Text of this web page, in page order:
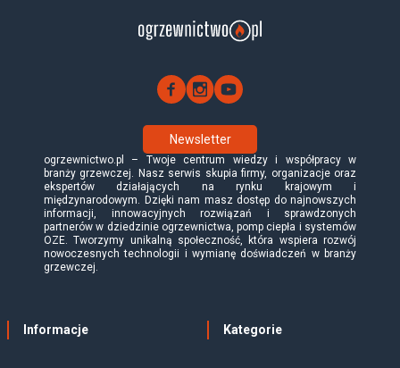
Newsletter
ogrzewnictwo.pl – Twoje centrum wiedzy i współpracy w
branży grzewczej. Nasz serwis skupia firmy, organizacje oraz
ekspertów działających na rynku krajowym i
międzynarodowym. Dzięki nam masz dostęp do najnowszych
informacji, innowacyjnych rozwiązań i sprawdzonych
partnerów w dziedzinie ogrzewnictwa, pomp ciepła i systemów
OZE. Tworzymy unikalną społeczność, która wspiera rozwój
nowoczesnych technologii i wymianę doświadczeń w branży
grzewczej.
Informacje Kategorie